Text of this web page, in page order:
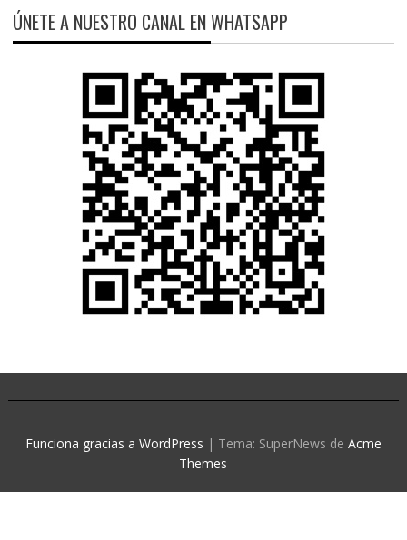
ÚNETE A NUESTRO CANAL EN WHATSAPP
Funciona gracias a WordPress | Tema: SuperNews de Acme
Themes